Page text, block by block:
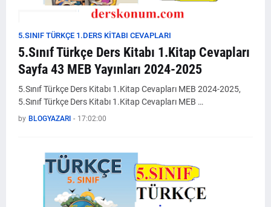
5.SINIF TÜRKÇE 1.DERS KİTABI CEVAPLARI
5.Sınıf Türkçe Ders Kitabı 1.Kitap Cevapları
Sayfa 43 MEB Yayınları 2024-2025
5.Sınıf Türkçe Ders Kitabı 1.Kitap Cevapları MEB 2024-2025,
5.Sınıf Türkçe Ders Kitabı 1.Kitap Cevapları MEB …
by BLOGYAZARI - 17:02:00